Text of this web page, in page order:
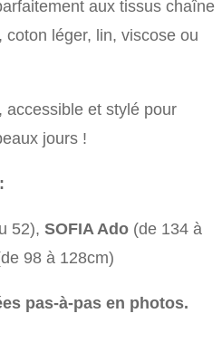
aux tissus chaîne
léger, lin, viscose ou
accessible et stylé pour
jours !
52), SOFIA Ado (de 134 à
98 à 128cm)
pas-à-pas en photos.